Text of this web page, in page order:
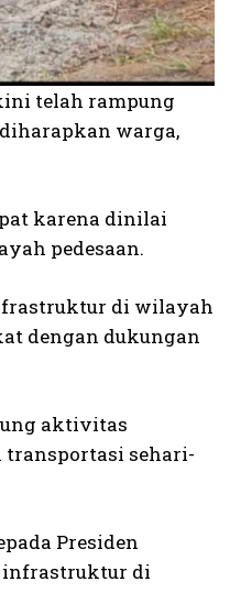
telah rampung
warga,
karena dinilai
pedesaan.
di wilayah
dengan dukungan
aktivitas
transportasi sehari-
Presiden
infrastruktur di